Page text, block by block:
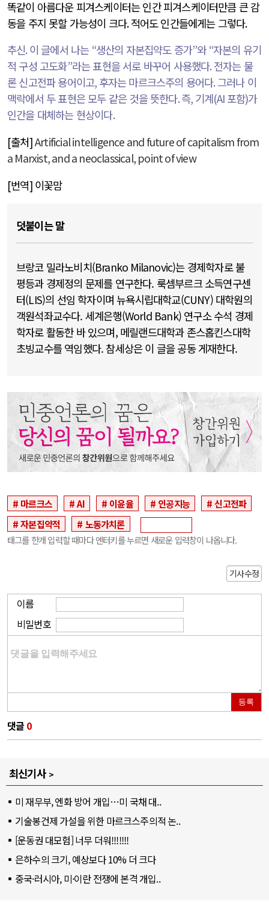
똑같이 아름다운 피겨스케이터는 인간 피겨스케이터만큼 큰 감
동을 주지 못할 가능성이 크다.적어도 인간들에게는 그렇다.
추신. 이 글에서 나는 “생산의 자본집약도 증가”와“자본의 유기
적 구성 고도화”라는 표현을 서로 바꾸어 사용했다. 전자는 물
론 신고전파 용어이고, 후자는 마르크스주의 용어다. 그러나 이
맥락에서 두 표현은 모두 같은 것을 뜻한다.즉, 기계(AI 포함)가
인간을 대체하는 현상이다.
[출처]Artificial intelligence and future of capitalism from
a Marxist, and a neoclassical, point of view
[번역] 이꽃맘
덧붙이는 말
브랑코 밀라노비치(Branko Milanovic)는 경제학자로 불
평등과 경제정의 문제를 연구한다. 룩셈부르크 소득연구센
터(LIS)의 선임 학자이며 뉴욕시립대학교(CUNY) 대학원의
객원석좌교수다. 세계은행(World Bank) 연구소 수석 경제
학자로 활동한 바 있으며, 메릴랜드대학과 존스홉킨스대학
초빙교수를 역임했다. 참세상은 이 글을 공동 게재한다.
마르크스 AI 이윤율 인공지능
신고전파
자본집약적
노동가치론
태그를 한개 입력할 때마다 엔터키를 누르면 새로운 입력창이 나옵니다.
기사수정
이름
비밀번호
등록
댓글 0
최신기사
미 재무부, 엔화 방어 개입…미 국채 대..
기술봉건제 가설을 위한 마르크스주의적 논..
[운동권 대모험] 너무 더워!!!!!!!
은하수의 크기, 예상보다 10% 더 크다
중국·러시아, 미·이란 전쟁에 본격 개입..